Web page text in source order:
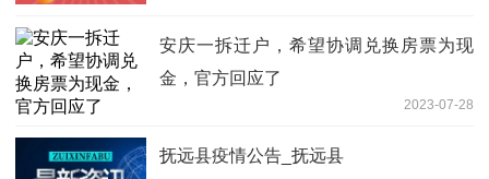
安庆一拆迁户，希望协调兑换房票为现
金，官方回应了
2023-07-28
抚远县疫情公告_抚远县